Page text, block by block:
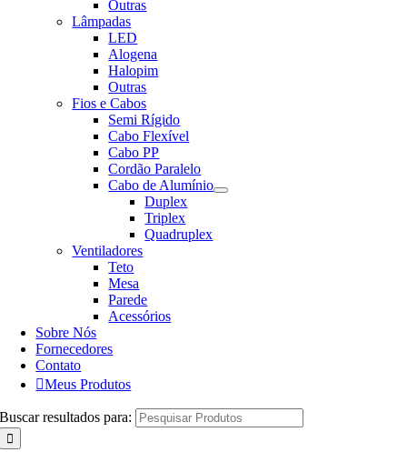
Outras
Lâmpadas
LED
Alogena
Halopim
Outras
Fios e Cabos
Semi Rígido
Cabo Flexível
Cabo PP
Cordão Paralelo
Cabo de Alumínio
Duplex
Triplex
Quadruplex
Ventiladores
Teto
Mesa
Parede
Acessórios
Sobre Nós
Fornecedores
Contato
Meus Produtos
Buscar resultados para: